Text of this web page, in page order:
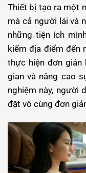
Thiết bị tạo ra một
mà cả người lái và
những tiện ích
kiếm địa điểm đến
thực hiện đơn giản
gian và nâng cao
nghiệm này, người
đặt vô cùng đơn